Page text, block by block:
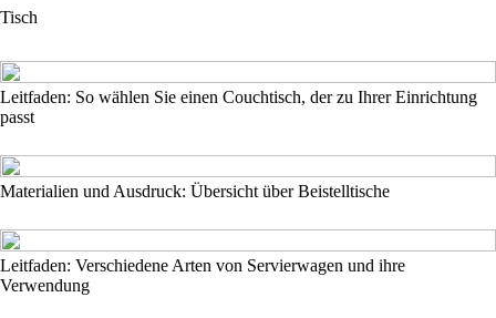
Tisch
Leitfaden: So wählen Sie einen Couchtisch, der zu Ihrer Einrichtung
passt
Materialien und Ausdruck: Übersicht über Beistelltische
Leitfaden: Verschiedene Arten von Servierwagen und ihre
Verwendung